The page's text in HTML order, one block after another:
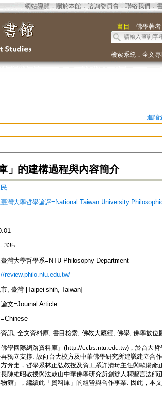
網站導覽 ． 關於本館． 諮詢委員會． 聯絡我們 ．
｜ 書目 ｜ 佛學著者
檢索系統． 全文專
進階
」的建構過程與內容簡介
臺灣大學哲學論評=National Taiwan University
335
臺灣大學哲學系=NTU Philosophy Department
review.philo.ntu.edu.tw/
, 臺灣 [Taipei shih, Taiwan]
文=Journal Article
訊; 全文資料庫; 書目檢索; 佛教大藏經; 佛學; 佛學數位
佛學國際網路資料庫」(http://ccbs.ntu.edu.tw)，於台大
獨立支撐. 故向台大校方及中華佛學研究所建議建立合
奔走，哲學系林正弘教授及資工系許清琦主任與歐陽
陳維昭教授與法鼓山中華佛學研究所創辦人釋聖言法
館」，繼續此「資料庫」的經營與合作事業. 因此，本